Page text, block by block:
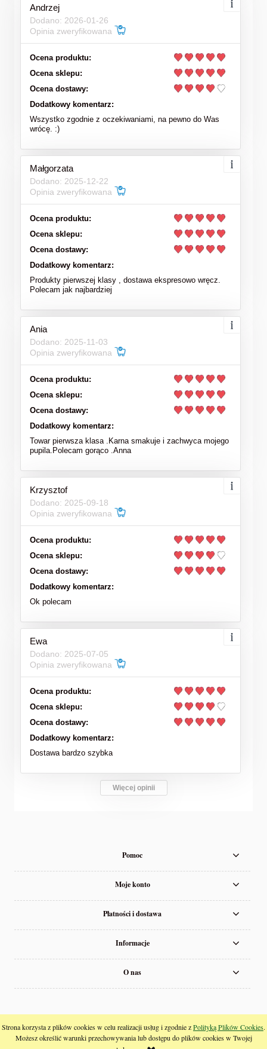
Strona korzysta z plików cookies w celu realizacji usług i zgodnie zPolityką Plików Cookies.
Możesz określić warunki przechowywania lub dostępu do plików cookies w Twojej
Andrzej
Dodano: 2026-01-26
Opinia zweryfikowana
Ocena produktu:
Ocena sklepu:
Ocena dostawy:
Dodatkowy komentarz:
Wszystko zgodnie z oczekiwaniami, na pewno do Was
wrócę. :)
Małgorzata
Dodano: 2025-12-22
Opinia zweryfikowana
Ocena produktu:
Ocena sklepu:
Ocena dostawy:
Dodatkowy komentarz:
Produkty pierwszej klasy , dostawa ekspresowo wręcz.
Polecam jak najbardziej
Ania
Dodano: 2025-11-03
Opinia zweryfikowana
Ocena produktu:
Ocena sklepu:
Ocena dostawy:
Dodatkowy komentarz:
Towar pierwsza klasa .Karna smakuje i zachwyca mojego
pupila.Polecam gorąco .Anna
Krzysztof
Dodano: 2025-09-18
Opinia zweryfikowana
Ocena produktu:
Ocena sklepu:
Ocena dostawy:
Dodatkowy komentarz:
Ok polecam
Ewa
Dodano: 2025-07-05
Opinia zweryfikowana
Ocena produktu:
Ocena sklepu:
Ocena dostawy:
Dodatkowy komentarz:
Dostawa bardzo szybka
Więcej opinii
Pomoc
Moje konto
Płatności i dostawa
Informacje
O nas
pokaż pełną wersję strony